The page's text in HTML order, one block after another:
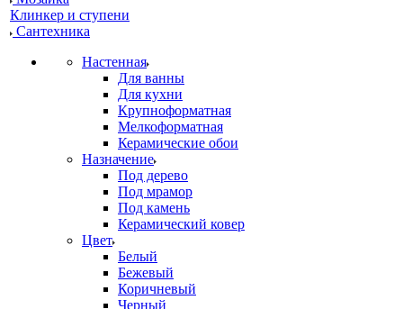
Клинкер и ступени
Сантехника
Настенная
Для ванны
Для кухни
Крупноформатная
Мелкоформатная
Керамические обои
Назначение
Под дерево
Под мрамор
Под камень
Керамический ковер
Цвет
Белый
Бежевый
Коричневый
Черный